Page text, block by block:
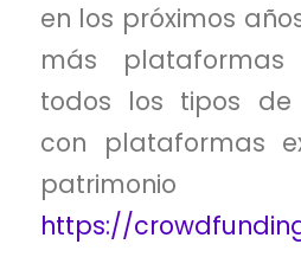
en los próximos
más
todos los tipos de
con plataformas
https://